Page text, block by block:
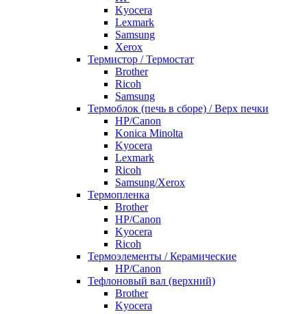
Kyocera
Lexmark
Samsung
Xerox
Термистор / Термостат
Brother
Ricoh
Samsung
Термоблок (печь в сборе) / Верх печки
HP/Canon
Konica Minolta
Kyocera
Lexmark
Ricoh
Samsung/Xerox
Термопленка
Brother
HP/Canon
Kyocera
Ricoh
Термоэлементы / Керамические
HP/Canon
Тефлоновый вал (верхний)
Brother
Kyocera